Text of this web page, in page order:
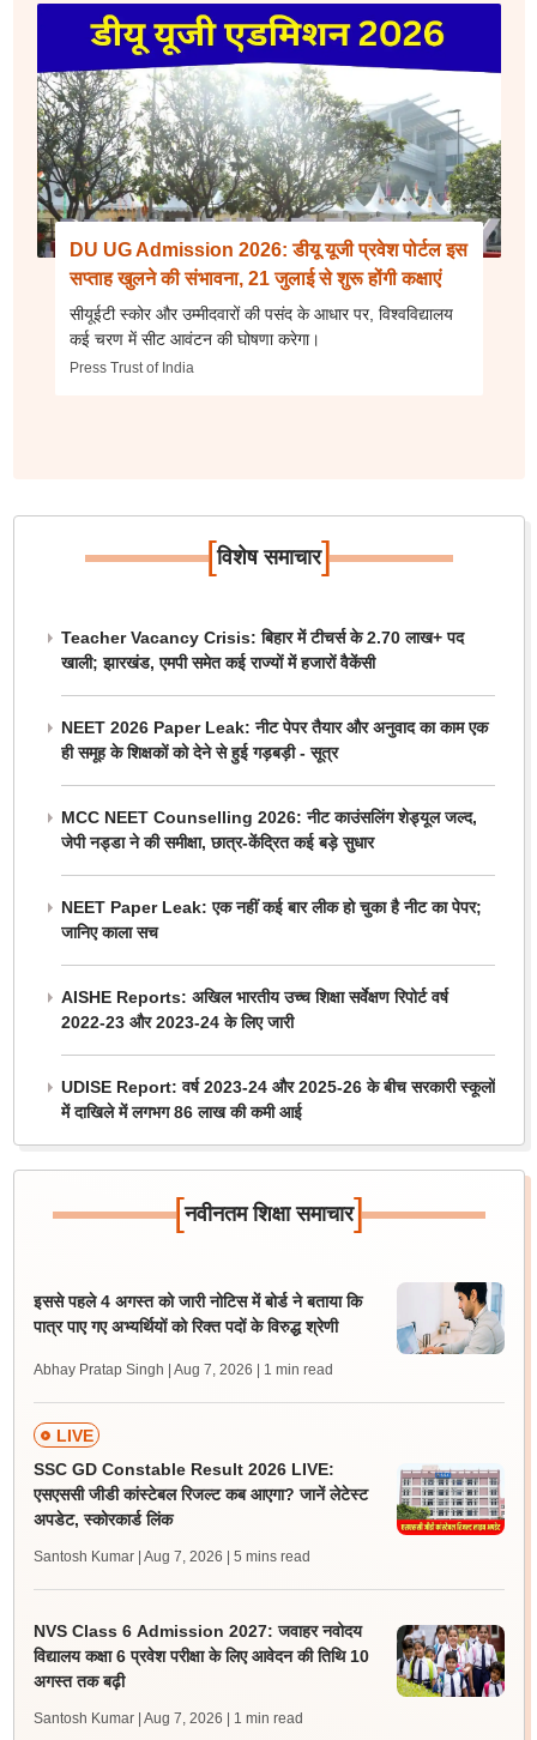
DU UG Admission 2026: डीयू यूजी प्रवेश पोर्टल इस
सप्ताह खुलने की संभावना, 21 जुलाई से शुरू होंगी कक्षाएं
सीयूईटी स्कोर और उम्मीदवारों की पसंद के आधार पर, विश्वविद्यालय
कई चरण में सीट आवंटन की घोषणा करेगा।
Press Trust of India
[विशेष समाचार]
Teacher Vacancy Crisis: बिहार में टीचर्स के 2.70 लाख+ पद
खाली; झारखंड, एमपी समेत कई राज्यों में हजारों वैकेंसी
NEET 2026 Paper Leak: नीट पेपर तैयार और अनुवाद का काम एक
ही समूह के शिक्षकों को देने से हुई गड़बड़ी - सूत्र
MCC NEET Counselling 2026: नीट काउंसलिंग शेड्यूल जल्द,
जेपी नड्डा ने की समीक्षा, छात्र-केंद्रित कई बड़े सुधार
NEET Paper Leak: एक नहीं कई बार लीक हो चुका है नीट का पेपर;
जानिए काला सच
AISHE Reports: अखिल भारतीय उच्च शिक्षा सर्वेक्षण रिपोर्ट वर्ष
2022-23 और 2023-24 के लिए जारी
UDISE Report: वर्ष 2023-24 और 2025-26 के बीच सरकारी स्कूलों
में दाखिले में लगभग 86 लाख की कमी आई
[नवीनतम शिक्षा समाचार]
इससे पहले 4 अगस्त को जारी नोटिस में बोर्ड ने बताया कि
पात्र पाए गए अभ्यर्थियों को रिक्त पदों के विरुद्ध श्रेणी
Abhay Pratap Singh | Aug 7, 2026 | 1 min read
LIVE
SSC GD Constable Result 2026 LIVE:
एसएससी जीडी कांस्टेबल रिजल्ट कब आएगा? जानें लेटेस्ट
अपडेट, स्कोरकार्ड लिंक
Santosh Kumar | Aug 7, 2026 | 5 mins read
NVS Class 6 Admission 2027: जवाहर नवोदय
विद्यालय कक्षा 6 प्रवेश परीक्षा के लिए आवेदन की तिथि 10
अगस्त तक बढ़ी
Santosh Kumar | Aug 7, 2026 | 1 min read